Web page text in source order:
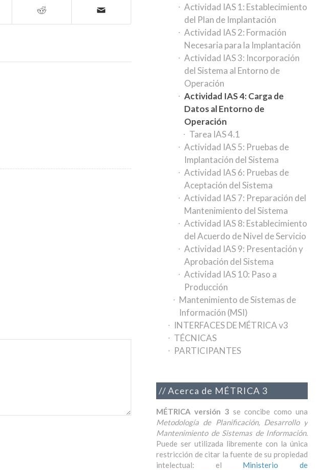
Actividad IAS 1: Establecimiento
del Plan de Implantación
Actividad IAS 2: Formación
Necesaria para la Implantación
Actividad IAS 3: Incorporación
del Sistema al Entorno de
Operación
Actividad IAS 4: Carga de
Datos al Entorno de
Operación
Tarea IAS 4.1
Actividad IAS 5: Pruebas de
Implantación del Sistema
Actividad IAS 6: Pruebas de
Aceptación del Sistema
Actividad IAS 7: Preparación del
Mantenimiento del Sistema
Actividad IAS 8: Establecimiento
del Acuerdo de Nivel de Servicio
Actividad IAS 9: Presentación y
Aprobación del Sistema
Actividad IAS 10: Paso a
Producción
Mantenimiento de Sistemas de
Información (MSI)
INTERFACES DE MÉTRICA v3
TÉCNICAS
PARTICIPANTES
Acerca de MÉTRICA 3
MÉTRICA versión 3 se concibe como una
Metodología de Planificación, Desarrollo y
Mantenimiento de Sistemas de Información.
Puede ser utilizada libremente con la única
restricción de citar la fuente de su propiedad
intelectual: el Ministerio de